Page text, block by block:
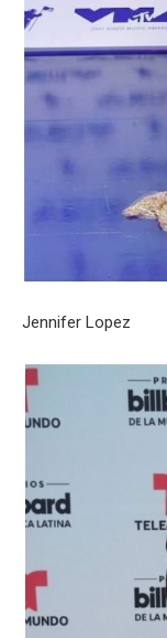
Jennifer Lopez